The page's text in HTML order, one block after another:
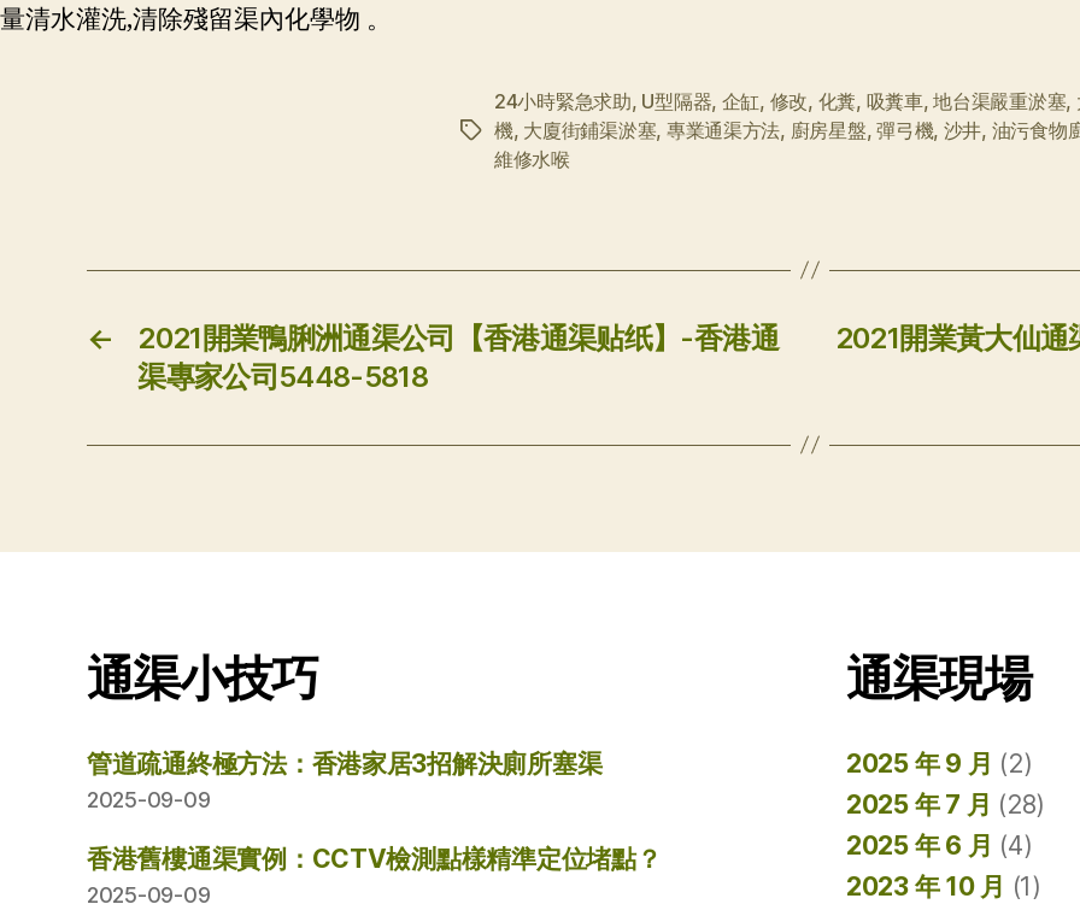
量清水灌洗,清除殘留渠內化學物 。
标
24小時緊急求助, U型隔器, 企缸, 修改, 化糞, 吸糞車,地台渠嚴重淤塞,
機, 大廈街鋪渠淤塞, 專業通渠方法, 廚房星盤,彈弓機, 沙井, 油污食物
維修水喉
←
2021開業鴨脷洲通渠公司【香港通渠贴纸】-香港通
渠專家公司5448-5818
2021開業黃大仙
通渠小技巧
管道疏通終極方法：香港家居3招解決廁所塞渠
2025-09-09
香港舊樓通渠實例：CCTV檢測點樣精準定位堵點？
2025-09-09
通渠現場
2025 年 9 月 (2)
2025 年 7 月 (28)
2025 年 6 月 (4)
2023 年 10 月 (1)